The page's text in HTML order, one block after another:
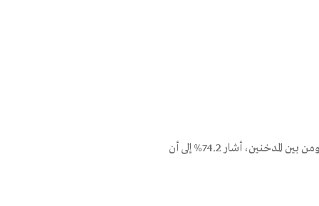
84.4% من الجمهور يؤيدون وضع تحذيرات بالصور على علب السجائر. ومن بين المدخنين، أشار 74.2% إلى أن